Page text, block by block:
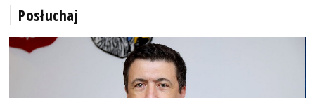
Posłuchaj